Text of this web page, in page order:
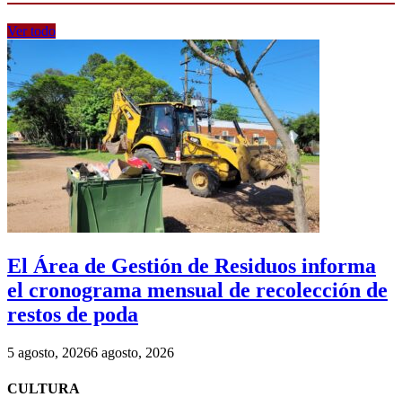
Ver todo
El Área de Gestión de Residuos informa
el cronograma mensual de recolección de
restos de poda
5 agosto, 20266 agosto, 2026
CULTURA